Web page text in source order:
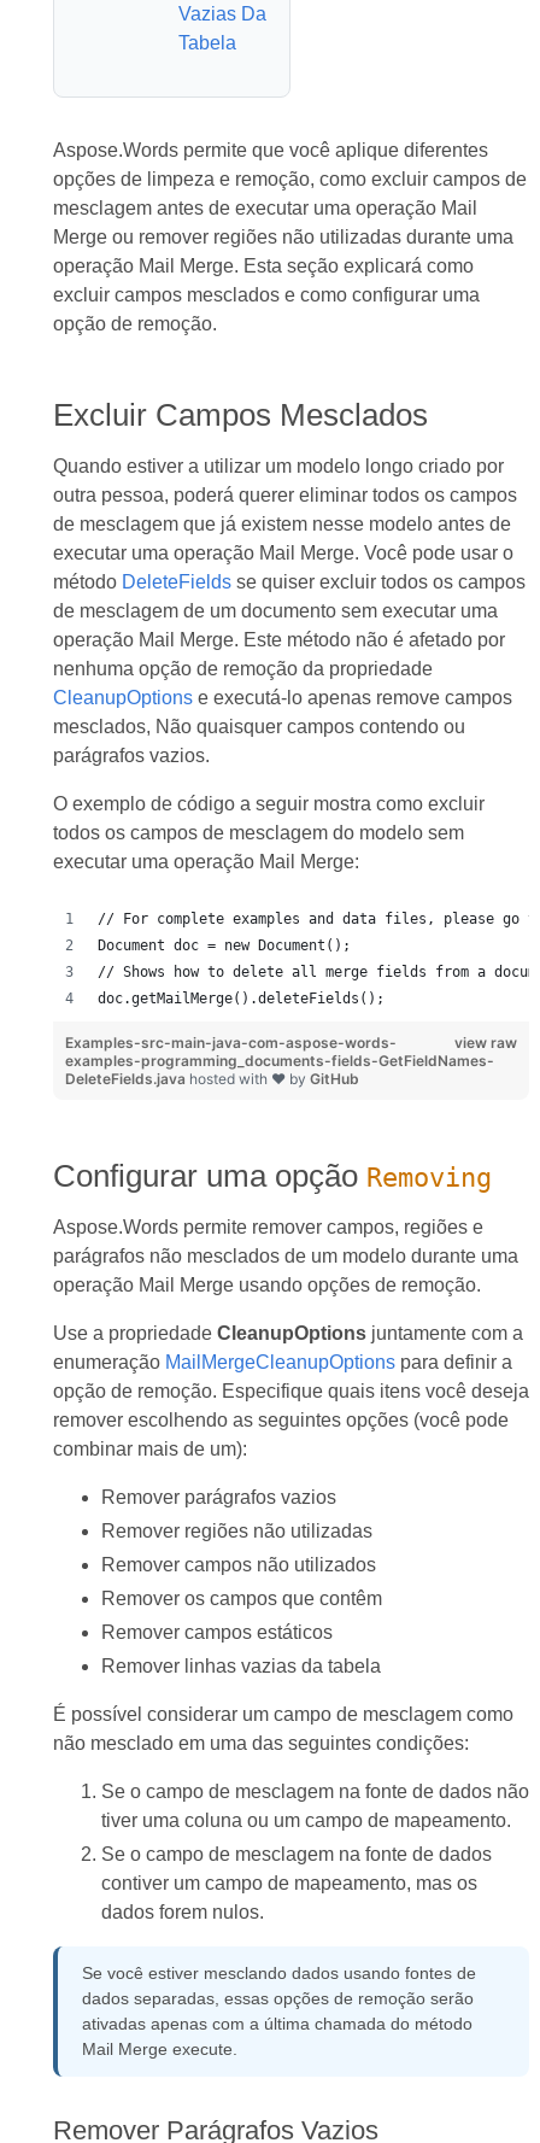
Vazias Da
Tabela
Aspose.Words permite que você aplique diferentes
opções de limpeza e remoção, como excluir campos de
mesclagem antes de executar uma operação Mail
Merge ou remover regiões não utilizadas durante uma
operação Mail Merge. Esta seção explicará como
excluir campos mesclados e como configurar uma
opção de remoção.
Excluir Campos Mesclados
Quando estiver a utilizar um modelo longo criado por
outra pessoa, poderá querer eliminar todos os campos
de mesclagem que já existem nesse modelo antes de
executar uma operação Mail Merge. Você pode usar o
método DeleteFieldsse quiser excluir todos os campos
de mesclagem de um documento sem executar uma
operação Mail Merge. Este método não é afetado por
nenhuma opção de remoção da propriedade
CleanupOptionse executá-lo apenas remove campos
mesclados, Não quaisquer campos contendo ou
parágrafos vazios.
O exemplo de código a seguir mostra como excluir
todos os campos de mesclagem do modelo sem
executar uma operação Mail Merge:
// For complete examples and data files, please go
Document doc = new Document();
// Shows how to delete all merge fields from a
doc.getMailMerge().deleteFields();
view raw
Examples-src-main-java-com-aspose-words-
examples-programming_documents-fields-GetFieldNames-
DeleteFields.java hosted with ❤ by GitHub
Configurar uma opção Removing
Aspose.Words permite remover campos, regiões e
parágrafos não mesclados de um modelo durante uma
operação Mail Merge usando opções de remoção.
Use a propriedade CleanupOptionsjuntamente com a
enumeração MailMergeCleanupOptionspara definir a
opção de remoção. Especifique quais itens você deseja
remover escolhendo as seguintes opções (você pode
combinar mais de um):
Remover parágrafos vazios
Remover regiões não utilizadas
Remover campos não utilizados
Remover os campos que contêm
Remover campos estáticos
Remover linhas vazias da tabela
É possível considerar um campo de mesclagem como
não mesclado em uma das seguintes condições:
Se o campo de mesclagem na fonte de dados não
tiver uma coluna ou um campo de mapeamento.
Se o campo de mesclagem na fonte de dados
contiver um campo de mapeamento, mas os
dados forem nulos.
Se você estiver mesclando dados usando fontes de
dados separadas, essas opções de remoção serão
ativadas apenas com a última chamada do método
Mail Merge execute.
Remover Parágrafos Vazios